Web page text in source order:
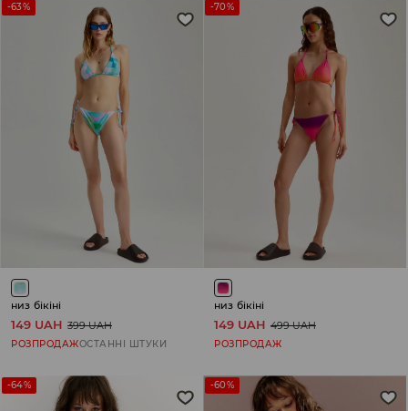
-63%
низ бікіні
149 UAH 399 UAH
РОЗПРОДАЖОСТАННІ ШТУКИ
-70%
низ бікіні
149 UAH 499 UAH
РОЗПРОДАЖ
-64% -60%